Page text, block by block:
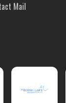
Mail